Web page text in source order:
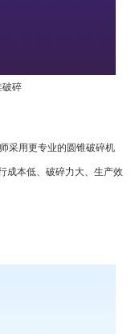
破碎
用更专业的圆锥破碎机
成本低、破碎力大、生产效